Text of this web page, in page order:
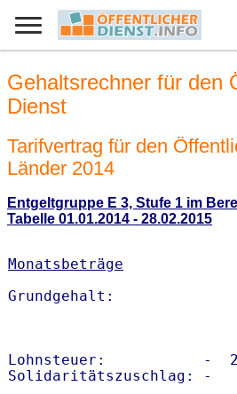
Gehaltsrechner für den
Dienst
Tarifvertrag für den
Länder 2014
Entgeltgruppe E 3, Stufe 1 im
Tabelle 01.01.2014 - 28.02.2015
Monatsbeträge
Lohnsteuer:           -
Solidaritätszuschlag: -